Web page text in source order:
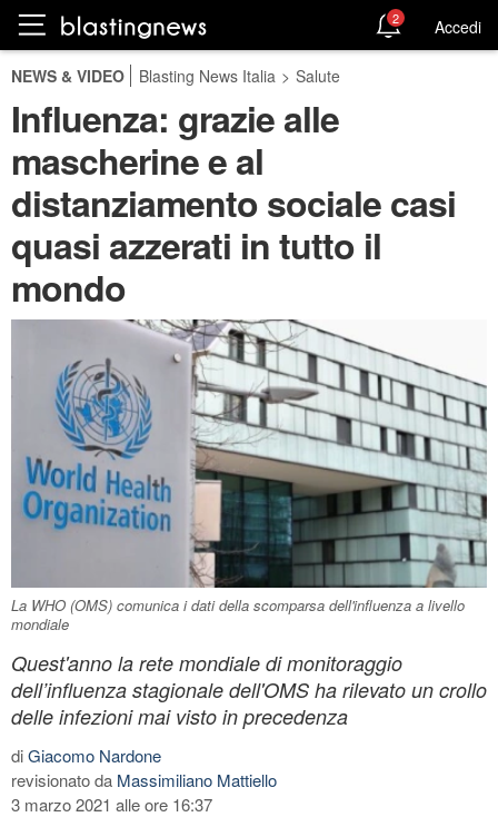
2 Accedi
NEWS & VIDEO Blasting News Italia > Salute
Influenza: grazie alle
mascherine e al
distanziamento sociale casi
quasi azzerati in tutto il
mondo
La WHO (OMS) comunica i dati della scomparsa dell'influenza a livello
mondiale
Quest'anno la rete mondiale di monitoraggio
dell’influenza stagionale dell'OMS ha rilevato un crollo
delle infezioni mai visto in precedenza
diGiacomo Nardone
revisionato da Massimiliano Mattiello
3 marzo 2021 alle ore 16:37